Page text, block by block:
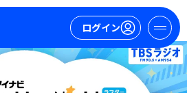
ログイン